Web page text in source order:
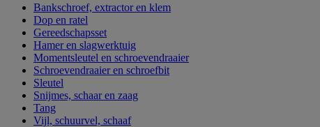
Bankschroef, extractor en klem
Dop en ratel
Gereedschapsset
Hamer en slagwerktuig
Momentsleutel en schroevendraaier
Schroevendraaier en schroefbit
Sleutel
Snijmes, schaar en zaag
Tang
Vijl, schuurvel, schaaf